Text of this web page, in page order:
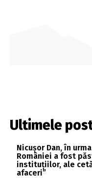
Ultimele
Nicușor Dan, în
României a fost
instituțiilor, ale
afaceri”